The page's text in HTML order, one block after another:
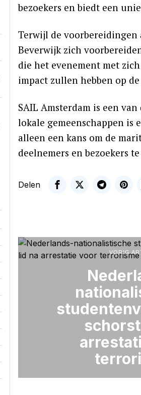
bezoekers en biedt een
Terwijl de voorbereidingen
Beverwijk zich
die het evenement met
impact zullen hebben op
SAIL Amsterdam is een
lokale gemeenschappen is
alleen een kans om de
deelnemers en bezoekers
Delen
VORIG